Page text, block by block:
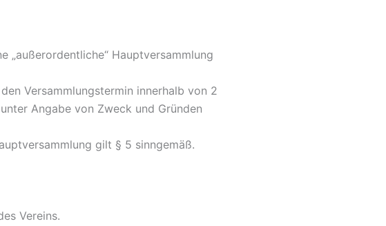
„außerordentliche“ Hauptversammlung
Versammlungstermin innerhalb von 2
Angabe von Zweck und Gründen
gilt § 5 sinngemäß.
Vereins.